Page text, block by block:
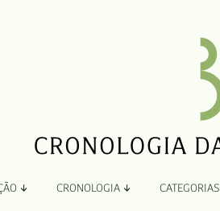
CRONOLOGIA CATEGORIAS